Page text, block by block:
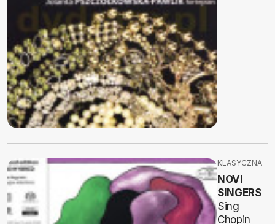
KLASYCZNA
NOVI
SINGERS
Sing
Chopin